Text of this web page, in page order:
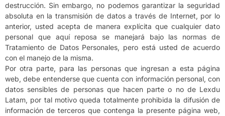
destrucción. Sin embargo, no podemos garantizar la seguridad
absoluta en la transmisión de datos a través de Internet, por lo
anterior, usted acepta de manera explícita que cualquier dato
personal que aquí reposa se manejará bajo las normas de
Tratamiento de Datos Personales, pero está usted de acuerdo
con el manejo de la misma.
Por otra parte, para las personas que ingresan a esta página
web, debe entenderse que cuenta con información personal, con
datos sensibles de personas que hacen parte o no de Lexdu
Latam, por tal motivo queda totalmente prohibida la difusión de
información de terceros que contenga la presente página web,